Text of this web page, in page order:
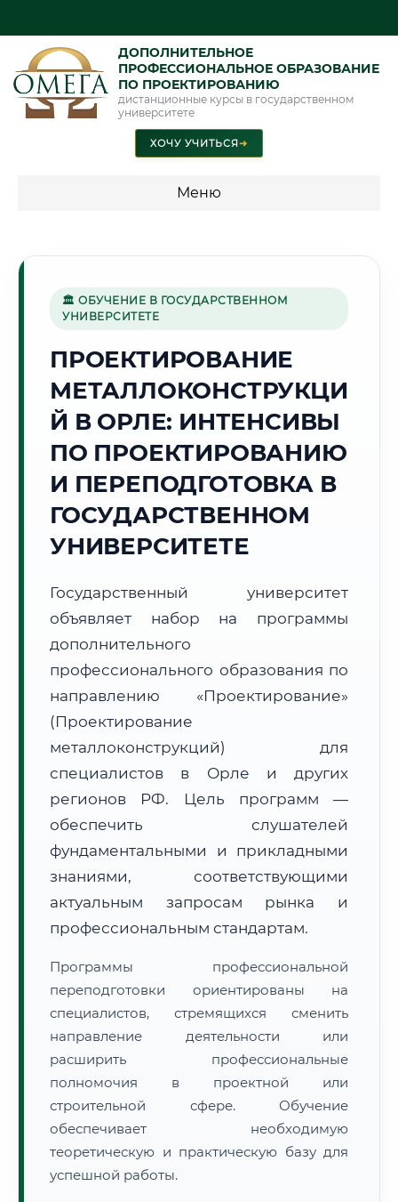
ДОПОЛНИТЕЛЬНОЕ
ПРОФЕССИОНАЛЬНОЕ ОБРАЗОВАНИЕ
ПО ПРОЕКТИРОВАНИЮ
дистанционные курсы в государственном
университете
ХОЧУ УЧИТЬСЯ➜
Меню
🦅
Г. ОРЁЛ
07:43:41
2026 г.
Погода в г. Орёл: +20°C,Пасмурно
🌅 Восход:05:05
📍 Региональная справка
Субъект:
Тел. код:
+7 (4862)
Почтовые индексы:
302000–302999
Часовой пояс:
🗺️ Зона обслуживания: г. Орёл
Расчет логистики оригиналов:
• Маршрут транзита: ~3 013 км
📜 Документы и аккредитация ФИС ФРДО
🏛 ОБУЧЕНИЕ В ГОСУДАРСТВЕННОМ
УНИВЕРСИТЕТЕ
ПРОЕКТИРОВАНИЕ
МЕТАЛЛОКОНСТРУКЦИ
Й В ОРЛЕ: ИНТЕНСИВЫ
ПО ПРОЕКТИРОВАНИЮ
И ПЕРЕПОДГОТОВКА В
ГОСУДАРСТВЕННОМ
УНИВЕРСИТЕТЕ
Государственный университет
объявляет набор на программы
дополнительного
профессионального образования по
направлению «Проектирование»
(Проектирование
металлоконструкций) для
специалистов в Орле и других
регионов РФ. Цель программ —
обеспечить слушателей
фундаментальными и прикладными
знаниями, соответствующими
актуальным запросам рынка и
профессиональным стандартам.
Программы профессиональной
переподготовки ориентированы на
специалистов, стремящихся сменить
направление деятельности или
расширить профессиональные
полномочия в проектной или
строительной сфере. Обучение
обеспечивает необходимую
теоретическую и практическую базу для
успешной работы.